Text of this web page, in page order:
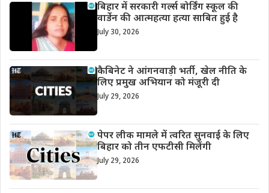
बिहार में सरकारी गर्ल्स बोर्डिंग स्कूल की
वार्डेन की आत्महत्या हत्या साबित हुई है
July 30, 2026
कैबिनेट ने आंगनवाड़ी भर्ती, खेल नीति के
लिए प्रमुख अभियान को मंजूरी दी
July 29, 2026
पेपर लीक मामले में त्वरित सुनवाई के लिए
बिहार को तीन एफटीसी मिलेंगी
July 29, 2026